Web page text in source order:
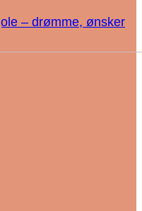
– drømme, ønsker